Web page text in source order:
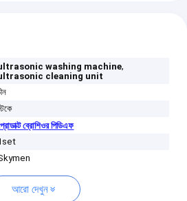
washing machine,
cleaning unit
ব্রোশিওর পিডিএফ
আরো দেখুন